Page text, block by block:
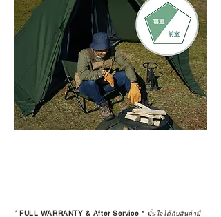
*FULL WARRANTY & After Service * มั่นใจได้กับสินค้ามี